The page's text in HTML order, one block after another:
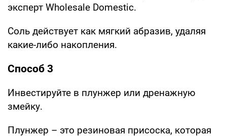
эксперт Wholesale Domestic.
Соль действует как мягкий абразив, удаляя
какие-либо накопления.
Способ 3
Инвестируйте в плунжер или дренажную
змейку.
Плунжер – это резиновая присоска, которая